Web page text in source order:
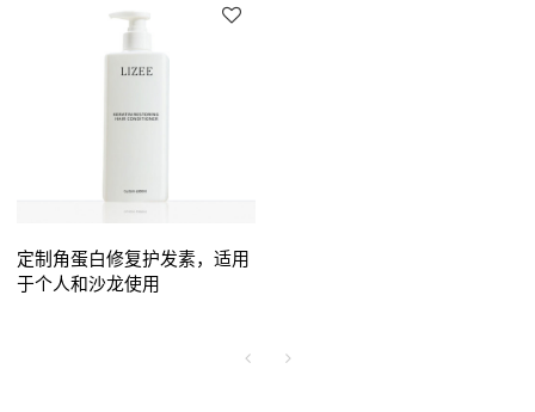
定制角蛋白修复护发素，适用
于个人和沙龙使用